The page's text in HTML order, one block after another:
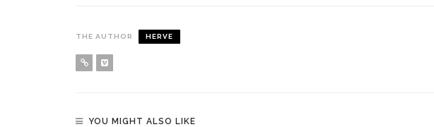
THE AUTHOR HERVE
YOU MIGHT ALSO LIKE